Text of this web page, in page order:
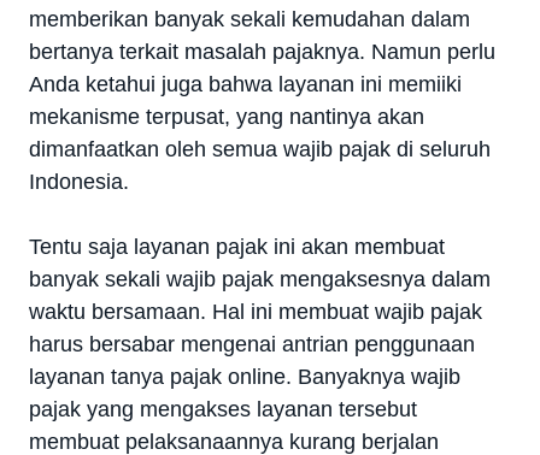
memberikan banyak sekali kemudahan dalam
bertanya terkait masalah pajaknya. Namun perlu
Anda ketahui juga bahwa layanan ini memiiki
mekanisme terpusat, yang nantinya akan
dimanfaatkan oleh semua wajib pajak di seluruh
Indonesia.
Tentu saja layanan pajak ini akan membuat
banyak sekali wajib pajak mengaksesnya dalam
waktu bersamaan. Hal ini membuat wajib pajak
harus bersabar mengenai antrian penggunaan
layanan tanya pajak online. Banyaknya wajib
pajak yang mengakses layanan tersebut
membuat pelaksanaannya kurang berjalan